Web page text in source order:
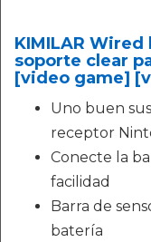
KIMILAR
soporte clear
[video game]
Uno buen
receptor
Conecte la
facilidad
Barra de
batería